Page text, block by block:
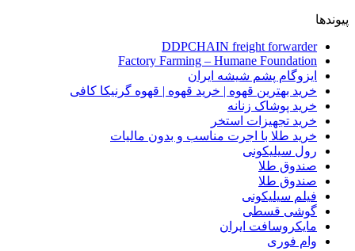
پیوندها
DDPCHAIN freight forwarder
Factory Farming – Humane Foundation
ایزوگام پشم شیشه ایران
خرید بهترین قهوه | خرید قهوه | قهوه گرنیکا کافی
خرید پوشاک زنانه
خرید تجهیزات استخر
خرید طلا با اجرت مناسب و بدون مالیات
رول سیلیکونی
صندوق طلا
صندوق طلا
فیلم سیلیکونی
گوشی قسطی
مایکروسافت ایران
وام فوری